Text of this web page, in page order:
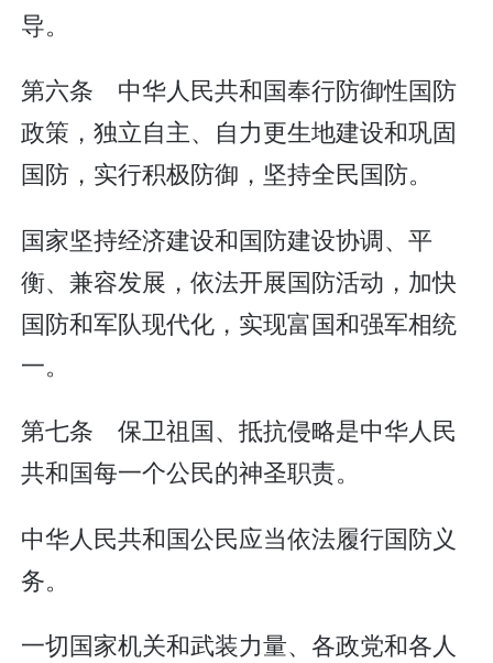
导。
第六条 中华人民共和国奉行防御性国防
政策，独立自主、自力更生地建设和巩固
国防，实行积极防御，坚持全民国防。
国家坚持经济建设和国防建设协调、平
衡、兼容发展，依法开展国防活动，加快
国防和军队现代化，实现富国和强军相统
一。
第七条 保卫祖国、抵抗侵略是中华人民
共和国每一个公民的神圣职责。
中华人民共和国公民应当依法履行国防义
务。
一切国家机关和武装力量、各政党和各人